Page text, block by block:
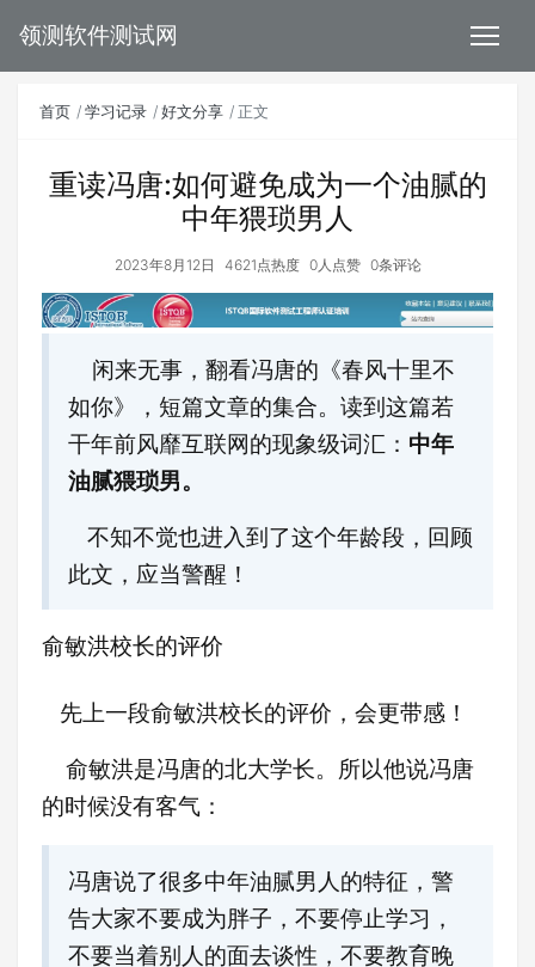
领测软件测试网
首页 学习记录 好文分享 正文
重读冯唐:如何避免成为一个油腻的
中年猥琐男人
2023年8月12日 4621点热度 0人点赞 0条评论
闲来无事，翻看冯唐的《春风十里不
如你》，短篇文章的集合。读到这篇若
干年前风靡互联网的现象级词汇： 中年
油腻猥琐男。
不知不觉也进入到了这个年龄段，回顾
此文，应当警醒！
俞敏洪校长的评价
先上一段俞敏洪校长的评价，会更带感！
俞敏洪是冯唐的北大学长。所以他说冯唐
的时候没有客气：
冯唐说了很多中年油腻男人的特征，警
告大家不要成为胖子，不要停止学习，
不要当着别人的面去谈性，不要教育晚